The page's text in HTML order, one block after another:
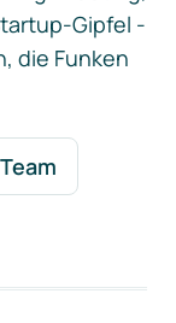
Gipfel -
die Funken